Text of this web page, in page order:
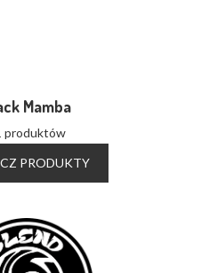
Mamba
produktów
PRODUKTY